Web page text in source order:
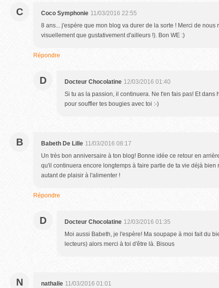
C Coco Symphonie 11/03/2016 22:55
8 ans... j'espère que mon blog va durer de la sorte ! Merci de nous
visuellement que gustativement d'ailleurs !). Bon WE :)
Répondre
D Docteur Chocolatine 12/03/2016 01:40
Si tu as la passion, il continuera. Ne t'en fais pas! Et dans
pour souffler tes bougies avec toi :-)
B Babeth De Lille 11/03/2016 08:17
Un très bon anniversaire à ton blog! Bonne idée ce retour en
qu'il continuera encore longtemps à faire partie de ta vie déjà bien
autant de plaisir à l'alimenter !
Répondre
D Docteur Chocolatine 12/03/2016 01:35
Moi aussi Babeth, je l'espère! Ma soupape à moi fait du
lecteurs) alors merci à toi d'être là. Bisous
N nathalie 11/03/2016 01:01